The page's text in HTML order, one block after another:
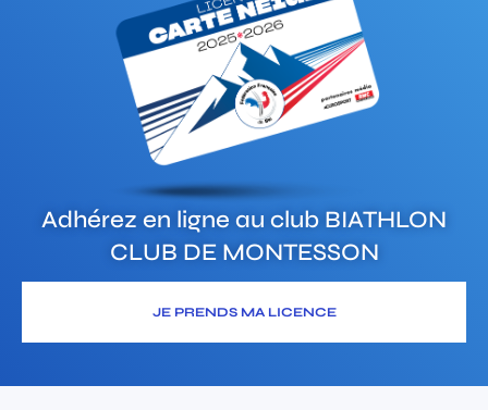
Adhérez en ligne au club BIATHLON
CLUB DE MONTESSON
JE PRENDS MA LICENCE